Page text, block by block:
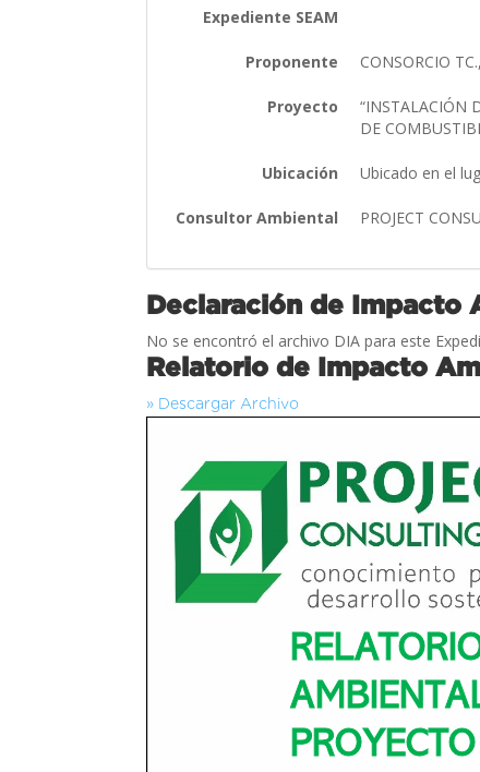
Expediente SEAM
Proponente CONSORCIO
Proyecto
“INSTALACIÓN
DE
Ubicación Ubicado en el
Consultor Ambiental PROJECT
Declaración de Impacto
No se encontró el archivo DIA para este
Relatorio de Impacto
» Descargar Archivo